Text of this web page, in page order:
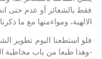
فقط بالشعائر أو عدم حتى
الالهية، ومواءمتها مع ما
فلو استطعنا اليوم تطوير
-وهذا طبعا من باب مخاطبة